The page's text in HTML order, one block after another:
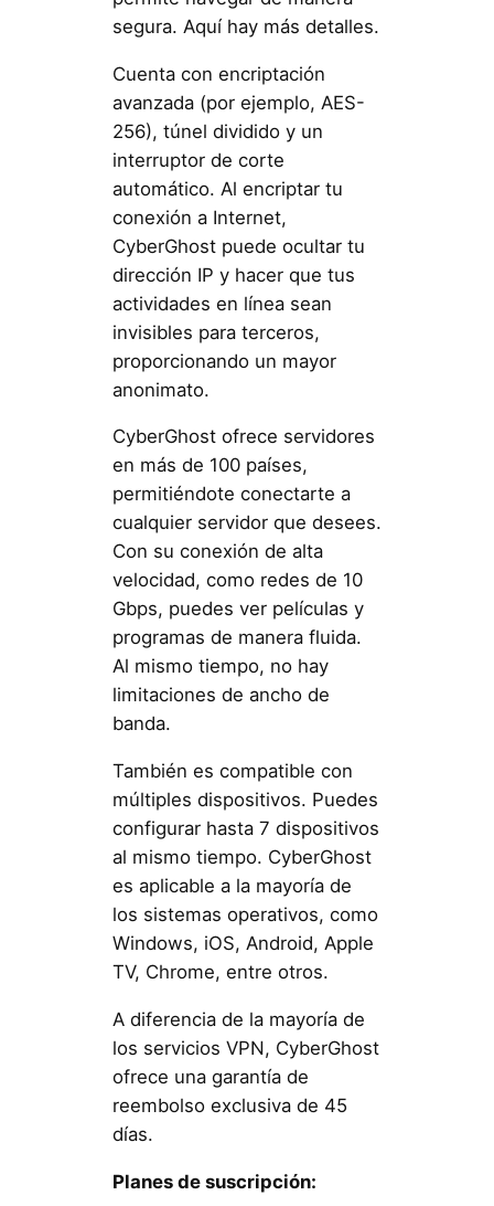
segura. Aquí hay más detalles.
Cuenta con encriptación
avanzada (por ejemplo, AES-
256), túnel dividido y un
interruptor de corte
automático. Al encriptar tu
conexión a Internet,
CyberGhost puede ocultar tu
dirección IP y hacer que tus
actividades en línea sean
invisibles para terceros,
proporcionando un mayor
anonimato.
CyberGhost ofrece servidores
en más de 100 países,
permitiéndote conectarte a
cualquier servidor que desees.
Con su conexión de alta
velocidad, como redes de 10
Gbps, puedes ver películas y
programas de manera fluida.
Al mismo tiempo, no hay
limitaciones de ancho de
banda.
También es compatible con
múltiples dispositivos. Puedes
configurar hasta 7 dispositivos
al mismo tiempo. CyberGhost
es aplicable a la mayoría de
los sistemas operativos, como
Windows, iOS, Android, Apple
TV, Chrome, entre otros.
A diferencia de la mayoría de
los servicios VPN, CyberGhost
ofrece una garantía de
reembolso exclusiva de 45
días.
Planes de suscripción: